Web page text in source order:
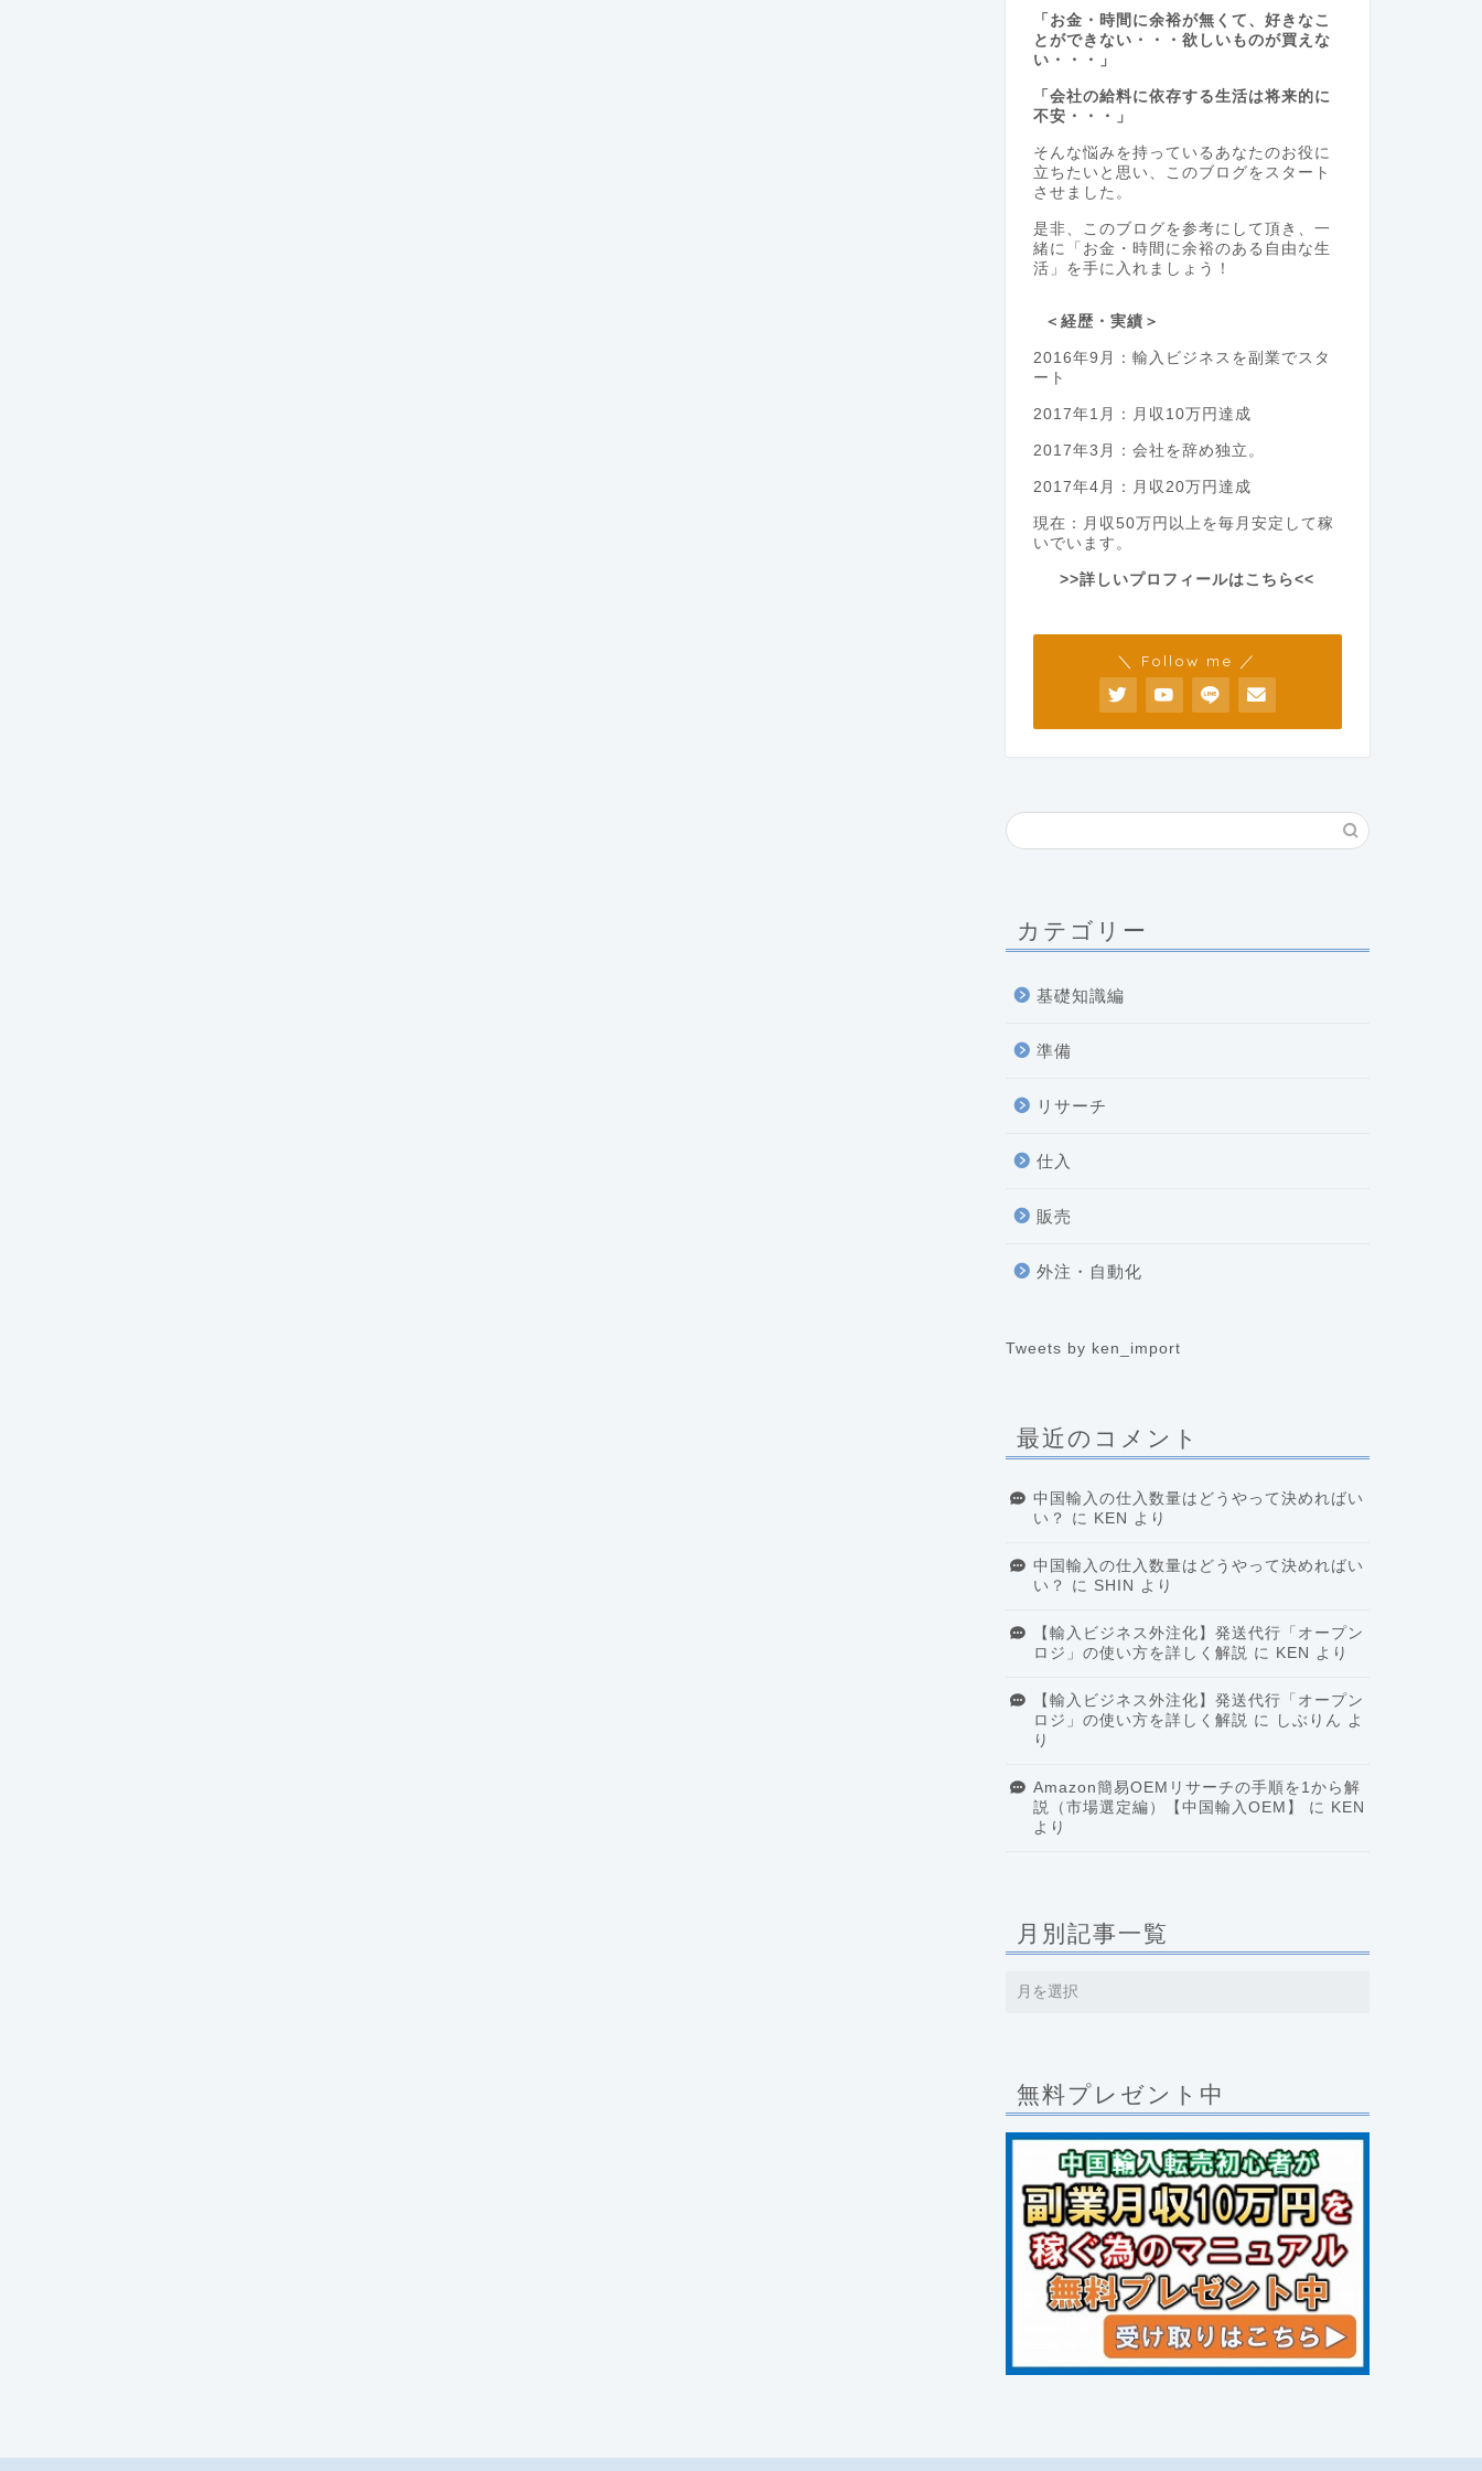
「お金・時間に余裕が無くて、好きなこ
とができない・・・欲しいものが買えな
い・・・」
「会社の給料に依存する生活は将来的に
不安・・・」
そんな悩みを持っているあなたのお役に
立ちたいと思い、このブログをスタート
させました。
是非、このブログを参考にして頂き、一
緒に「お金・時間に余裕のある自由な生
活」を手に入れましょう！
＜経歴・実績＞
2016年9月：輸入ビジネスを副業でスタ
ート
2017年1月：月収10万円達成
2017年3月：会社を辞め独立。
2017年4月：月収20万円達成
現在：月収50万円以上を毎月安定して稼
いでいます。
>>詳しいプロフィールはこちら<<
＼ Follow me ／
カテゴリー
基礎知識編
準備
リサーチ
仕入
販売
外注・自動化
Tweets by ken_import
最近のコメント
中国輸入の仕入数量はどうやって決めればい
い？
に KEN より
中国輸入の仕入数量はどうやって決めればい
い？
に SHIN より
【輸入ビジネス外注化】発送代行「オープン
ロジ」の使い方を詳しく解説 に KEN より
【輸入ビジネス外注化】発送代行「オープン
ロジ」の使い方を詳しく解説 に しぶりん よ
り
Amazon簡易OEMリサーチの手順を1から解
説（市場選定編）【中国輸入OEM】
に
KEN
より
月別記事一覧
無料プレゼント中